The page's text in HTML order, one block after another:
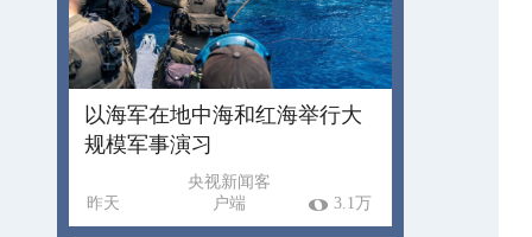
以海军在地中海和红海举行大
规模军事演习
昨天
央视新闻客
户端
3.1万